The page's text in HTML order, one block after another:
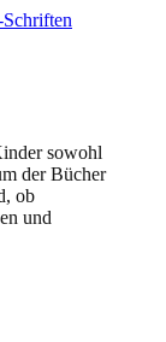
sowohl
der Bücher
ob
und